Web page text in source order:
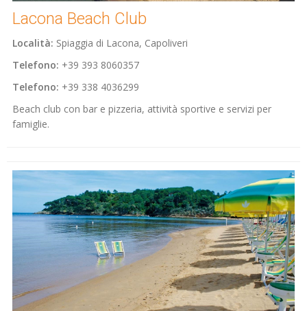
Lacona Beach Club
Località: Spiaggia di Lacona, Capoliveri
Telefono: +39 393 8060357
Telefono: +39 338 4036299
Beach club con bar e pizzeria, attività sportive e servizi per
famiglie.